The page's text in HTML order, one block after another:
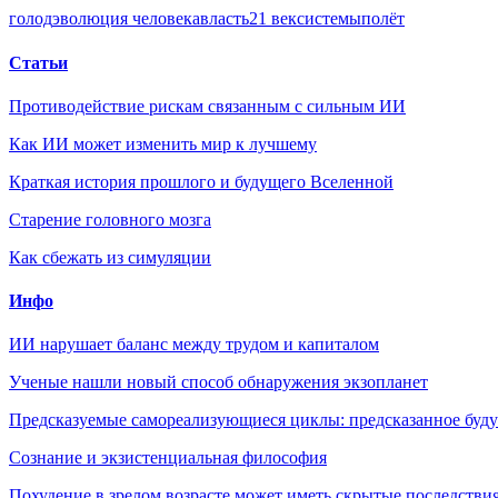
голодэволюция человекавласть21 вексистемыполёт
Статьи
Противодействие рискам связанным с сильным ИИ
Как ИИ может изменить мир к лучшему
Краткая история прошлого и будущего Вселенной
Старение головного мозга
Как сбежать из симуляции
Инфо
ИИ нарушает баланс между трудом и капиталом
Ученые нашли новый способ обнаружения экзопланет
Предсказуемые самореализующиеся циклы: предсказанное
Сознание и экзистенциальная философия